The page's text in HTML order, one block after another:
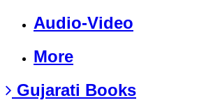
Audio-Video
More
Gujarati Books